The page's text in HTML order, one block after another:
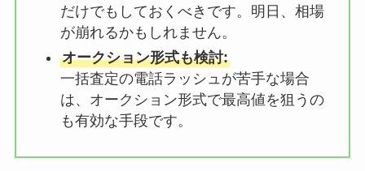
だけでもしておくべきです。明日、相場
が崩れるかもしれません。
オークション形式も検討:
一括査定の電話ラッシュが苦手な場合
は、オークション形式で最高値を狙うの
も有効な手段です。